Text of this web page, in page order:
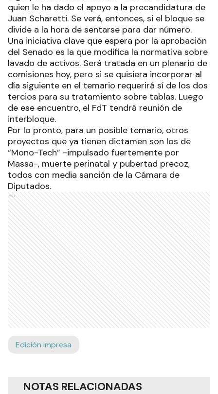
quien le ha dado el apoyo a la precandidatura de
Juan Scharetti. Se verá, entonces, si el bloque se
divide a la hora de sentarse para dar número.
Una iniciativa clave que espera por la aprobación
del Senado es la que modifica la normativa sobre
lavado de activos. Será tratada en un plenario de
comisiones hoy, pero si se quisiera incorporar al
día siguiente en el temario requerirá sí de los dos
tercios para su tratamiento sobre tablas. Luego
de ese encuentro, el FdT tendrá reunión de
interbloque.
Por lo pronto, para un posible temario, otros
proyectos que ya tienen dictamen son los de
“Mono-Tech” -impulsado fuertemente por
Massa-, muerte perinatal y pubertad precoz,
todos con media sanción de la Cámara de
Diputados.
Ads
Edición Impresa
NOTAS RELACIONADAS